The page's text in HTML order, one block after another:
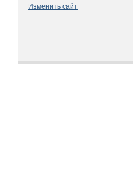
Изменить сайт